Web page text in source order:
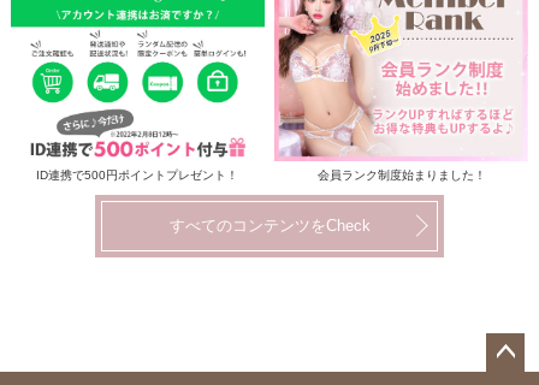
ID連携で500円ポイントプレゼント！ 会員ランク制度始まりました！
すべてのコンテンツをCheck